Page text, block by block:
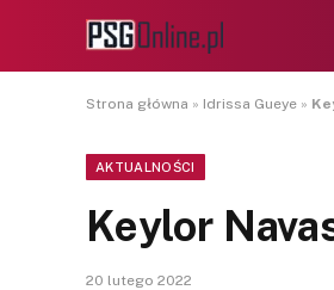
Strona główna » Idrissa Gueye »
AKTUALNOŚCI
Keylor
20 lutego 2022